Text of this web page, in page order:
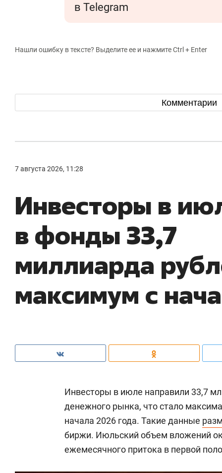
в Telegram
Нашли ошибку в тексте? Выделите ее и нажмите Ctrl + Enter
Комментарии
7 августа 2026, 11:28
Инвесторы в
в фонды 33,7
миллиарда
максимум с
Инвесторы в июле направили 33,7
денежного рынка, что стало
начала 2026 года. Такие данные
биржи. Июльский объем вложений
ежемесячного притока в первой